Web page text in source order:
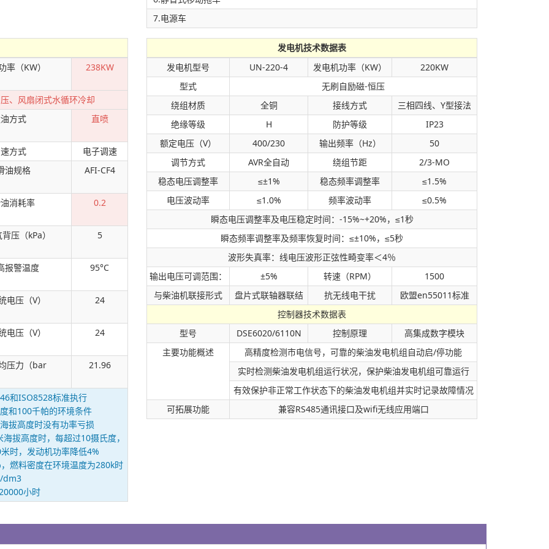
7.电源车
率（KW） 238KW
、风扇闭式水循环冷却
方式
直喷
方式
电子调速
油规格
AFI-CF4
消耗率 0.2
压（kPa） 5
报警温度 95°C
电压（V） 24
电压（V） 24
压力（bar 21.96
和ISO8528标准执行
和100千帕的环境条件
拔高度时没有功率亏损
拔高度时，每超过10摄氏度，
时，发动机功率降低4%
燃料密度在环境温度为280k时
dm3
小时
发电机技术数据表
发电机型号
UN-220-4 发电机功率（KW）
220KW
型式
无刷自励磁-恒压
绕组材质
全铜 接线方式
三相四线、Y型接法
绝缘等级
H 防护等级
IP23
额定电压（V）
400/230 输出频率（Hz）
50
调节方式
AVR全自动 绕组节距
2/3-MO
稳态电压调整率
≤±1% 稳态频率调整率
≤1.5%
电压波动率
≤1.0% 频率波动率
≤0.5%
瞬态电压调整率及电压稳定时间：-15%~+20%，≤1秒
瞬态频率调整率及频率恢复时间：≤±10%，≤5秒
波形失真率：线电压波形正弦性畸变率＜4％
输出电压可调范围：
±5% 转速（RPM）
1500
与柴油机联接形式
盘片式联轴器联结 抗无线电干扰
欧盟en55011标准
控制器技术数据表
型号
DSE6020/6110N 控制原理
高集成数字模块
主要功能概述
高精度检测市电信号，可靠的柴油发电机组自动启/停功能
实时检测柴油发电机组运行状况，保护柴油发电机组可靠运行
有效保护非正常工作状态下的柴油发电机组并实时记录故障情况
可拓展功能
兼容RS485通讯接口及wifi无线应用端口